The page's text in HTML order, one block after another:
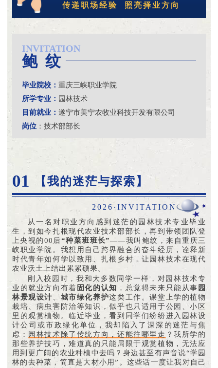
传递职场经验 照亮择业方向
INVITATION
鲍 纹
毕业院校： 重庆三峡职业学院
所学专业： 园林技术
目前就业： 遂宁市美宁农牧业科技开发有限公司
岗位 ：技术部部长
01 【我的迷茫与探索】
2026·INVITATION
从一名对职业方向感到迷茫的园林技术专业毕业
生，到如今扎根现代农业技术部部长，再到带领团队登
上央视的00后“种菜班班长”——我叫鲍纹，来自重庆三
峡职业学院。我想用自己跨界融合的奋斗经历，诠释新
时代青年如何学以致用、扎根乡村，让园林技术在现代
农业沃土上结出累累硕果。
刚入校园时，我和大多数同学一样，对园林技术专
业的就业方向有着 固化的认知 ，总觉得未来只能从事 园
林景观设计、城市绿化养护这类工作。课堂上学的植物
栽培、病虫害防治等知识，似乎也只适用于公园、小区
里的观赏植物。临近毕业，看到同学们纷纷进入园林设
计公司或市政绿化单位，我却陷入了深深的迷茫与焦
虑： 园林技术除了传统方向，还能往哪里走 ？我所学的
那些养护技巧，难道真的只能局限于观赏植物，无法应
用到更广阔的农业种植中去吗？身边甚至有声音说“学园
林的去种菜，简直是大材小用”。这些话一度让我对自己